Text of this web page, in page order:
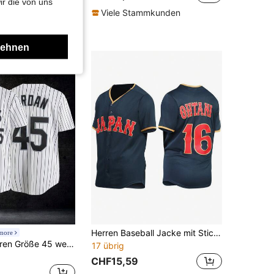
Viele Stammkunden
Atonmore Herren Größe 45 weiße Baseball Jacke, klassischer Baseball Sweatshirt, Sportoberteil mit Knopf-Stickerei, Training und Wettkampf Sportoutfit Frühling
Herren Baseball Jacke mit Stickerei, #16 Blaues lässiges Kurzarm V-Ausschnitt Knopf T-Shirt, Party- und Sportbekleidung
17 übrig
CHF15,59